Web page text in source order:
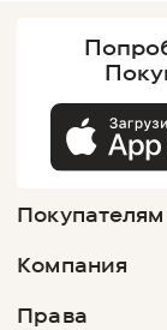
Покупателям
Компания
Права